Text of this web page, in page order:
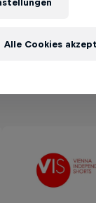
Alle Cookies